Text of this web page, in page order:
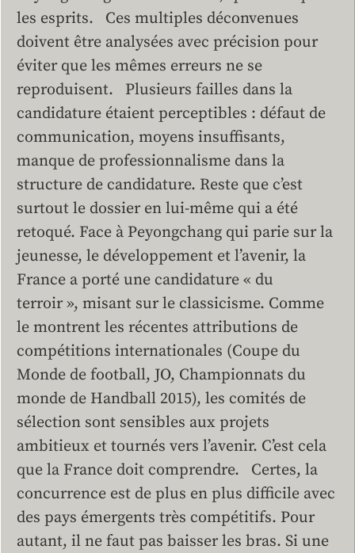
les esprits. Ces multiples déconvenues
doivent être analysées avec précision pour
éviter que les mêmes erreurs ne se
reproduisent. Plusieurs failles dans la
candidature étaient perceptibles : défaut de
communication, moyens insuffisants,
manque de professionnalisme dans la
structure de candidature. Reste que c’est
surtout le dossier en lui-même qui a été
retoqué. Face à Peyongchang qui parie sur la
jeunesse, le développement et l’avenir, la
France a porté une candidature « du
terroir », misant sur le classicisme. Comme
le montrent les récentes attributions de
compétitions internationales (Coupe du
Monde de football, JO, Championnats du
monde de Handball 2015), les comités de
sélection sont sensibles aux projets
ambitieux et tournés vers l’avenir. C’est cela
que la France doit comprendre. Certes, la
concurrence est de plus en plus difficile avec
des pays émergents très compétitifs. Pour
autant, il ne faut pas baisser les bras. Si une